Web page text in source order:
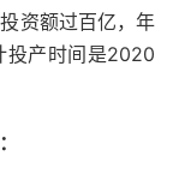
资额过百亿，年
投产时间是2020